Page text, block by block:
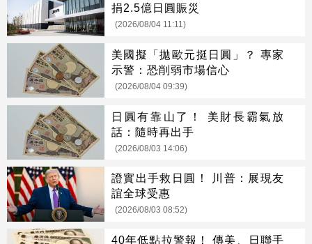
捐2.5億日圓賑災
(2026/08/04 11:11)
美國擬「拋歐元挺日圓」？ 專家
示警：恐削弱市場信心
(2026/08/04 09:39)
日圓有靠山了！ 美財長霸氣放
話：隨時再出手
(2026/08/03 14:06)
證實出手救日圓！ 川普：展現友
誼全球受惠
(2026/08/03 08:52)
40年低點拉警報！ 傳美、日聯手